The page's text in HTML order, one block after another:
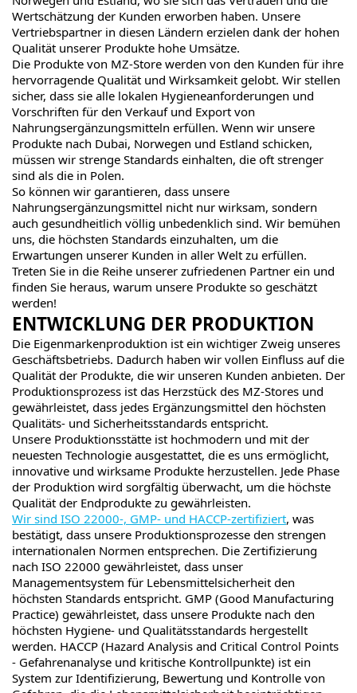
Wertschätzung der Kunden erworben haben. Unsere
Vertriebspartner in diesen Ländern erzielen dank der hohen
Qualität unserer Produkte hohe Umsätze.
Die Produkte von MZ-Store werden von den Kunden für ihre
hervorragende Qualität und Wirksamkeit gelobt. Wir stellen
sicher, dass sie alle lokalen Hygieneanforderungen und
Vorschriften für den Verkauf und Export von
Nahrungsergänzungsmitteln erfüllen. Wenn wir unsere
Produkte nach Dubai, Norwegen und Estland schicken,
müssen wir strenge Standards einhalten, die oft strenger
sind als die in Polen.
So können wir garantieren, dass unsere
Nahrungsergänzungsmittel nicht nur wirksam, sondern
auch gesundheitlich völlig unbedenklich sind. Wir bemühen
uns, die höchsten Standards einzuhalten, um die
Erwartungen unserer Kunden in aller Welt zu erfüllen.
Treten Sie in die Reihe unserer zufriedenen Partner ein und
finden Sie heraus, warum unsere Produkte so geschätzt
werden!
ENTWICKLUNG DER PRODUKTION
Die Eigenmarkenproduktion ist ein wichtiger Zweig unseres
Geschäftsbetriebs. Dadurch haben wir vollen Einfluss auf die
Qualität der Produkte, die wir unseren Kunden anbieten. Der
Produktionsprozess ist das Herzstück des MZ-Stores und
gewährleistet, dass jedes Ergänzungsmittel den höchsten
Qualitäts- und Sicherheitsstandards entspricht.
Unsere Produktionsstätte ist hochmodern und mit der
neuesten Technologie ausgestattet, die es uns ermöglicht,
innovative und wirksame Produkte herzustellen. Jede Phase
der Produktion wird sorgfältig überwacht, um die höchste
Qualität der Endprodukte zu gewährleisten.
Wir sind ISO 22000-, GMP- und HACCP-zertifiziert, was
bestätigt, dass unsere Produktionsprozesse den strengen
internationalen Normen entsprechen. Die Zertifizierung
nach ISO 22000 gewährleistet, dass unser
Managementsystem für Lebensmittelsicherheit den
höchsten Standards entspricht. GMP (Good Manufacturing
Practice) gewährleistet, dass unsere Produkte nach den
höchsten Hygiene- und Qualitätsstandards hergestellt
werden. HACCP (Hazard Analysis and Critical Control Points
- Gefahrenanalyse und kritische Kontrollpunkte) ist ein
System zur Identifizierung, Bewertung und Kontrolle von